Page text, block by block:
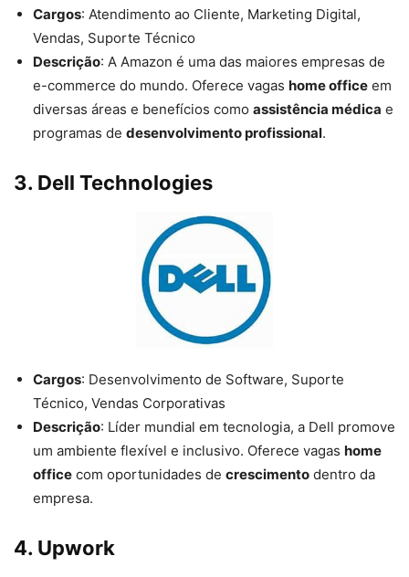
Cargos: Atendimento ao Cliente, Marketing Digital,
Vendas, Suporte Técnico
Descrição: A Amazon é uma das maiores empresas de
e-commerce do mundo. Oferece vagas home office em
diversas áreas e benefícios como assistência médica e
programas de desenvolvimento profissional.
3. Dell Technologies
Cargos: Desenvolvimento de Software, Suporte
Técnico, Vendas Corporativas
Descrição: Líder mundial em tecnologia, a Dell promove
um ambiente flexível e inclusivo. Oferece vagas home
office com oportunidades de crescimento dentro da
empresa.
4. Upwork